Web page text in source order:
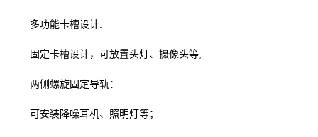
多功能卡槽设计:
固定卡槽设计，可放置头灯、摄像头等;
两侧螺旋固定导轨：
可安装降噪耳机、照明灯等；